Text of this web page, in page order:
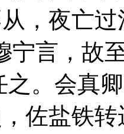
，夜亡
宁言，故
之。会真
佐盐铁